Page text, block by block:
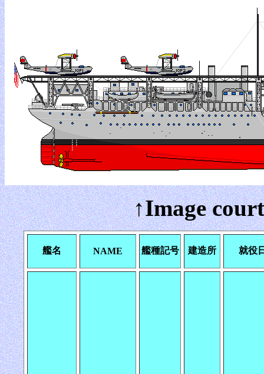
↑Image
艦名 NAME 艦種記号 建造所 就役